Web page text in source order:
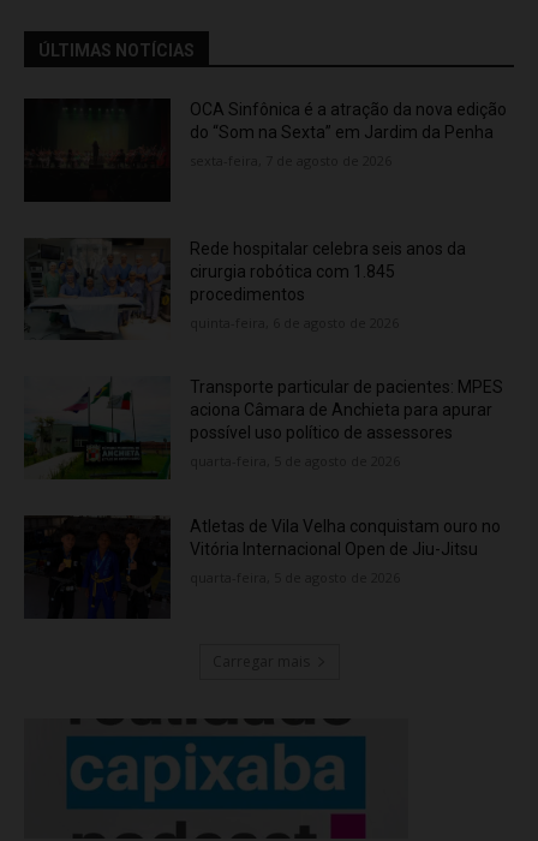
ÚLTIMAS NOTÍCIAS
OCA Sinfônica é a atração da nova edição
do “Som na Sexta” em Jardim da Penha
Rede hospitalar celebra seis anos da
cirurgia robótica com 1.845
procedimentos
Transporte particular de pacientes: MPES
aciona Câmara de Anchieta para apurar
possível uso político de assessores
Atletas de Vila Velha conquistam ouro no
Vitória Internacional Open de Jiu-Jitsu